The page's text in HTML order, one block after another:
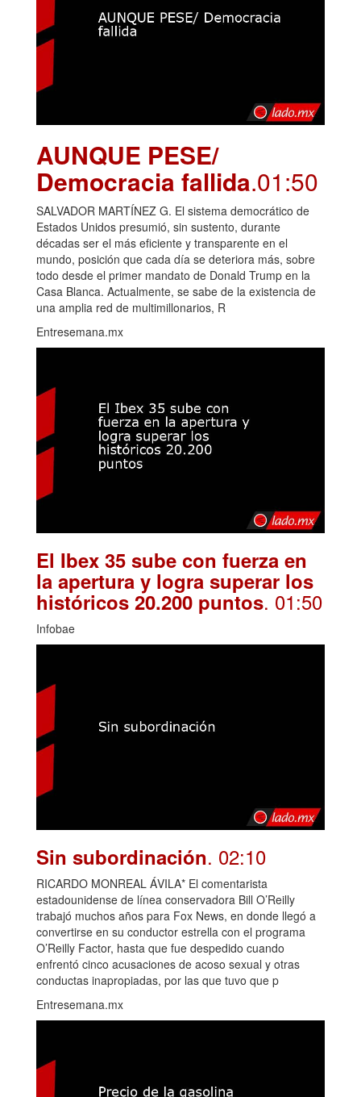
AUNQUE PESE/
Democracia fallida.01:50
SALVADOR MARTÍNEZ G. El sistema democrático de
Estados Unidos presumió, sin sustento, durante
décadas ser el más eficiente y transparente en el
mundo, posición que cada día se deteriora más, sobre
todo desde el primer mandato de Donald Trump en la
Casa Blanca. Actualmente, se sabe de la existencia de
una amplia red de multimillonarios, R
Entresemana.mx
El Ibex 35 sube con fuerza en
la apertura y logra superar los
históricos 20.200 puntos. 01:50
Infobae
Sin subordinación. 02:10
RICARDO MONREAL ÁVILA* El comentarista
estadounidense de línea conservadora Bill O’Reilly
trabajó muchos años para Fox News, en donde llegó a
convertirse en su conductor estrella con el programa
O’Reilly Factor, hasta que fue despedido cuando
enfrentó cinco acusaciones de acoso sexual y otras
conductas inapropiadas, por las que tuvo que p
Entresemana.mx